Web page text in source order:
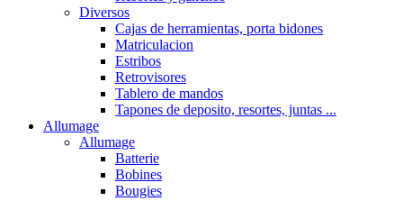
Diversos
Cajas de herramientas, porta bidones
Matriculacion
Estribos
Retrovisores
Tablero de mandos
Tapones de deposito, resortes, juntas ...
Allumage
Allumage
Batterie
Bobines
Bougies